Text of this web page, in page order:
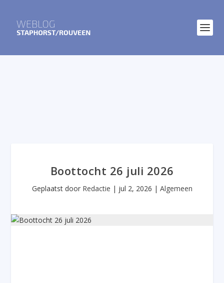
Boottocht 26 juli 2026
Geplaatst door Redactie | jul 2, 2026 | Algemeen